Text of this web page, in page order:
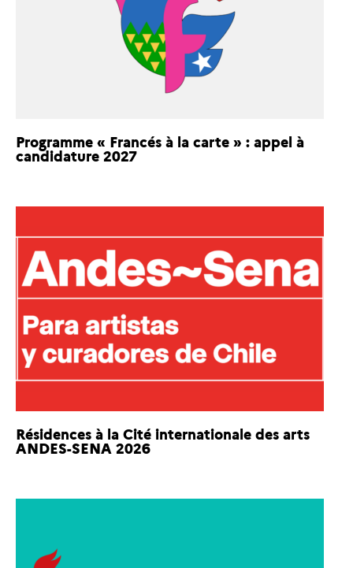
Programme « Francés à la carte » : appel à
candidature 2027
Résidences à la Cité internationale des arts
ANDES-SENA 2026